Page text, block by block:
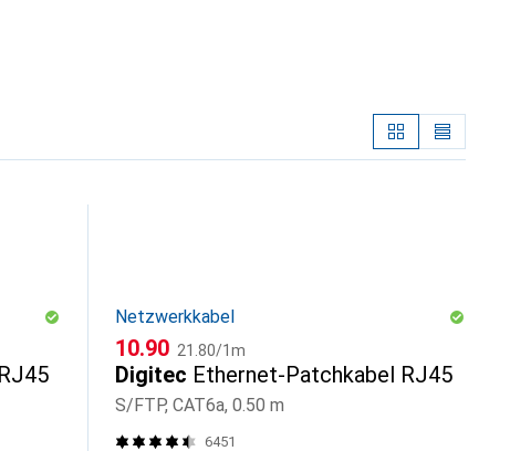
Netzwerkkabel
CHF
10.90 CHF
21.80/1m
Digitec Ethernet-Patchkabel RJ45
S/FTP, CAT6a, 0.50 m
6451